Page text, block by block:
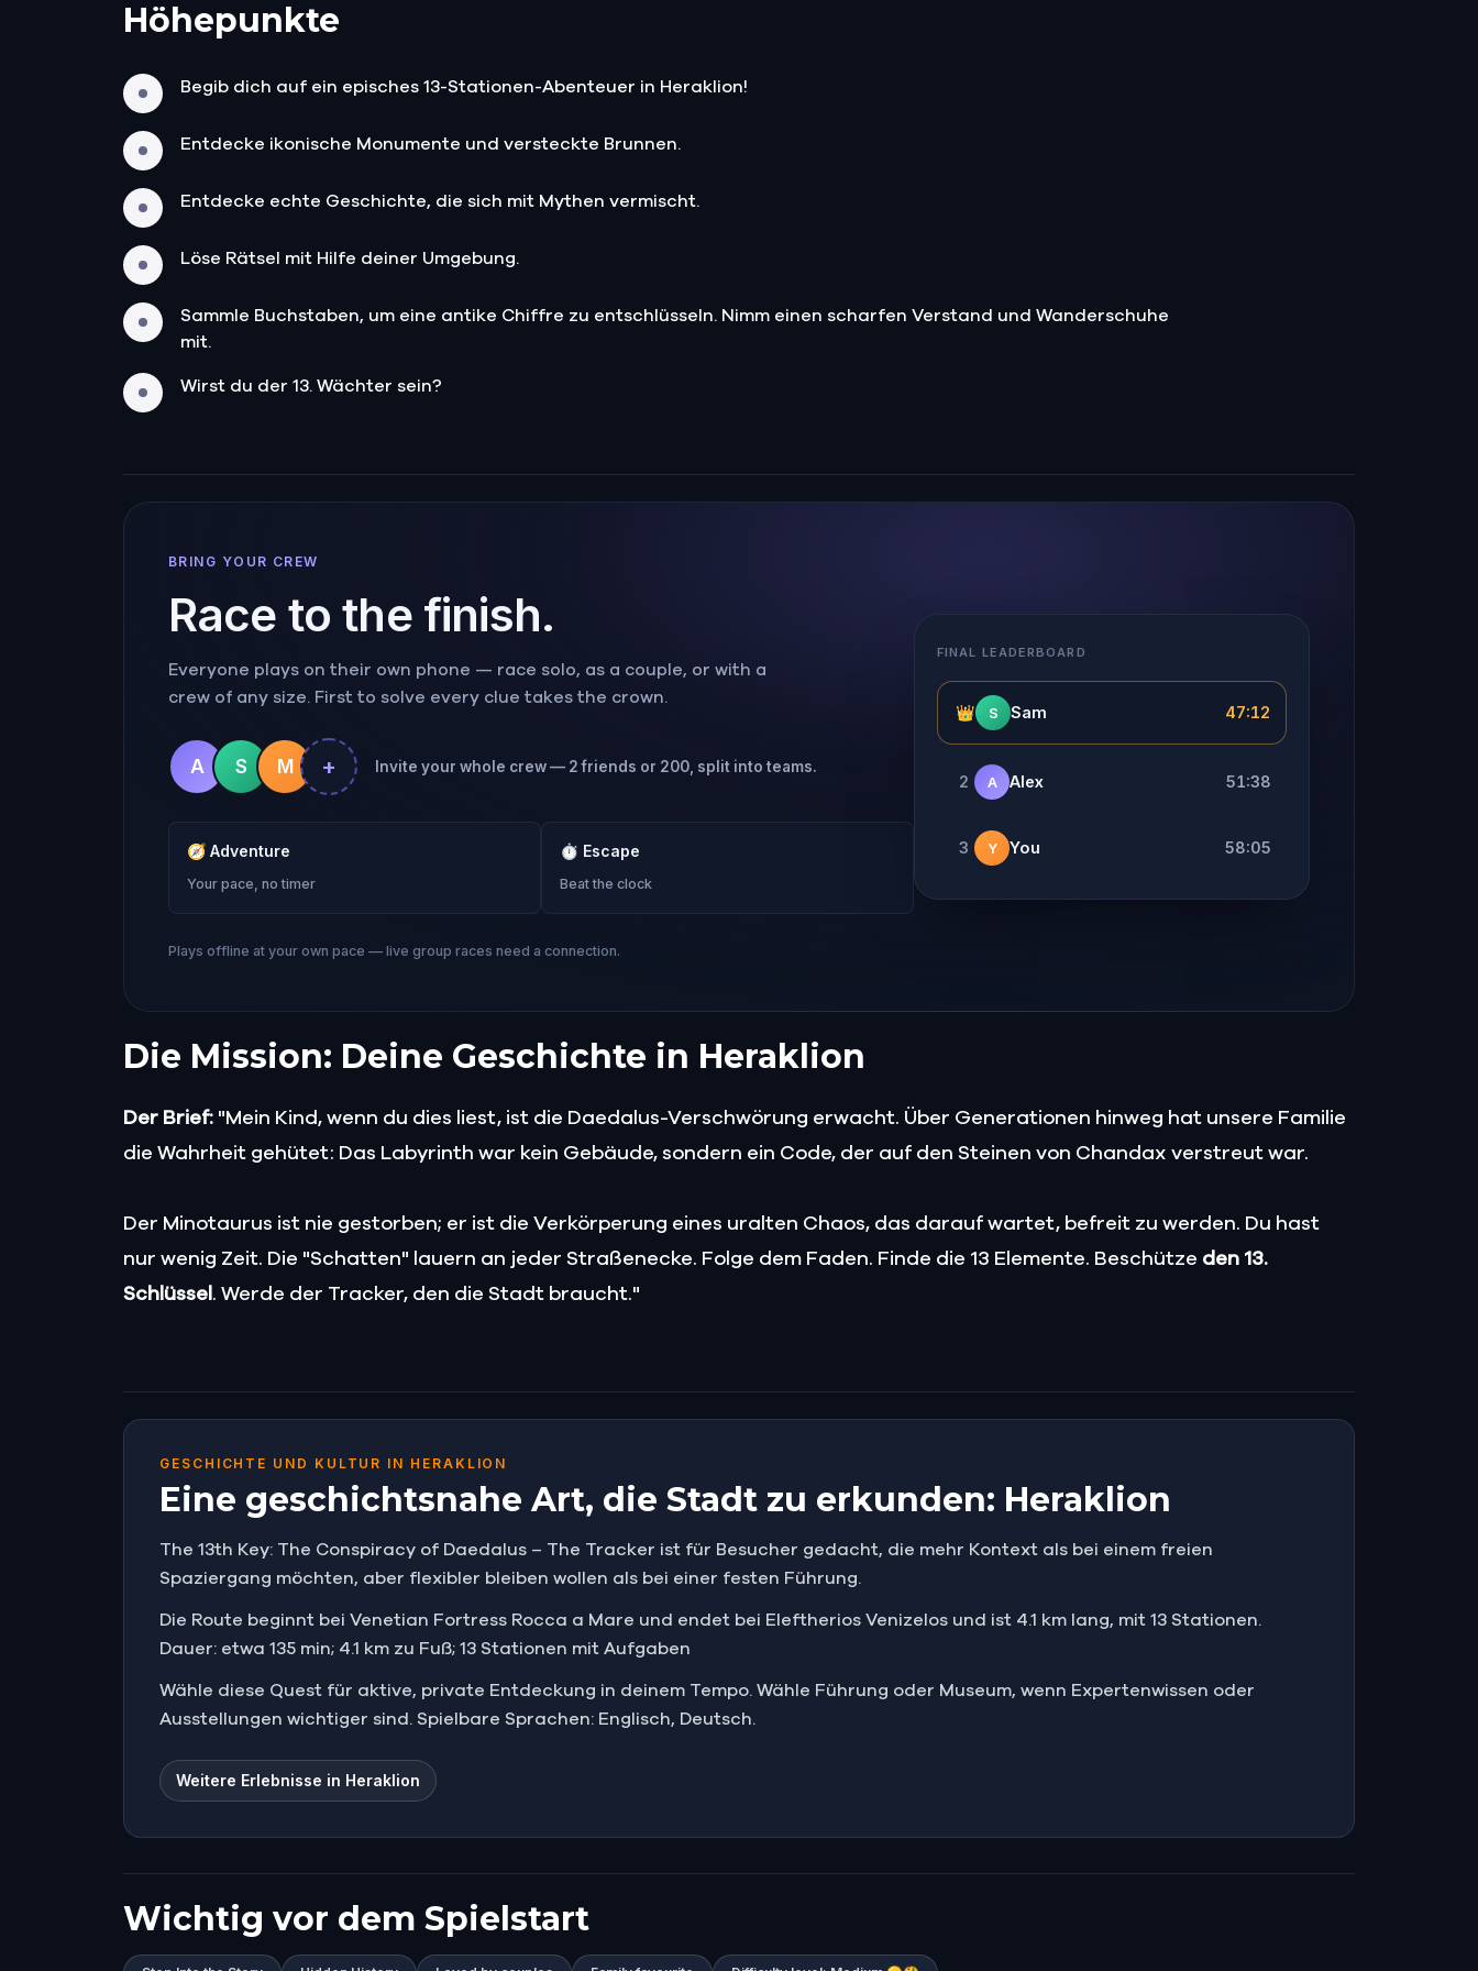
Höhepunkte
Begib dich auf ein episches 13-Stationen-Abenteuer in Heraklion!
Entdecke ikonische Monumente und versteckte Brunnen.
Entdecke echte Geschichte, die sich mit Mythen vermischt.
Löse Rätsel mit Hilfe deiner Umgebung.
Sammle Buchstaben, um eine antike Chiffre zu entschlüsseln. Nimm einen scharfen Verstand und Wanderschuhe
mit.
Wirst du der 13. Wächter sein?
BRING YOUR CREW
Race to the finish.
Everyone plays on their own phone — race solo, as a couple, or with a
crew of any size. First to solve every clue takes the crown.
A S M + Invite your whole crew — 2 friends or 200, split into teams.
🧭 Adventure
Your pace, no timer
⏱ Escape
Beat the clock
Plays offline at your own pace — live group races need a connection.
FINAL LEADERBOARD
👑 S Sam 47:12
2 A Alex 51:38
3 Y You 58:05
Die Mission: Deine Geschichte in Heraklion
Der Brief: "Mein Kind, wenn du dies liest, ist die Daedalus-Verschwörung erwacht. Über Generationen hinweg hat unsere Familie
die Wahrheit gehütet: Das Labyrinth war kein Gebäude, sondern ein Code, der auf den Steinen von Chandax verstreut war.
Der Minotaurus ist nie gestorben; er ist die Verkörperung eines uralten Chaos, das darauf wartet, befreit zu werden. Du hast
nur wenig Zeit. Die "Schatten" lauern an jeder Straßenecke. Folge dem Faden. Finde die 13 Elemente. Beschütze den 13.
Schlüssel . Werde der Tracker, den die Stadt braucht."
GESCHICHTE UND KULTUR IN HERAKLION
Eine geschichtsnahe Art, die Stadt zu erkunden: Heraklion
The 13th Key: The Conspiracy of Daedalus – The Tracker ist für Besucher gedacht, die mehr Kontext als bei einem freien
Spaziergang möchten, aber flexibler bleiben wollen als bei einer festen Führung.
Die Route beginnt bei Venetian Fortress Rocca a Mare und endet bei Eleftherios Venizelos und ist 4.1 km lang, mit 13 Stationen.
Dauer: etwa 135 min; 4.1 km zu Fuß; 13 Stationen mit Aufgaben
Wähle diese Quest für aktive, private Entdeckung in deinem Tempo. Wähle Führung oder Museum, wenn Expertenwissen oder
Ausstellungen wichtiger sind. Spielbare Sprachen: Englisch, Deutsch.
Weitere Erlebnisse in Heraklion
Wichtig vor dem Spielstart